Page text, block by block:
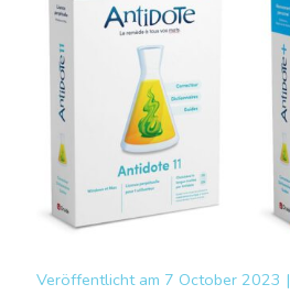
Veröffentlicht am 7 October 2023 |